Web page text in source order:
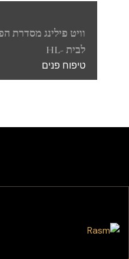
וויט פילינג מסדרת
לבית -HL
טיפוח פנים